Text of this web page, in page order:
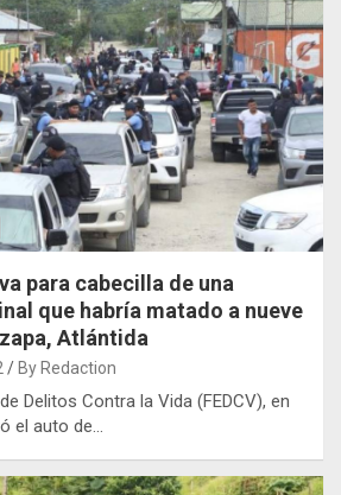
para cabecilla de una
que habría matado a nueve
Atlántida
By Redaction
Delitos Contra la Vida (FEDCV), en
el auto de…